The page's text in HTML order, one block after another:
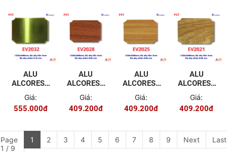
TRẮNG
VÀNG
ĐEN
ĐEN
ALU
ALCOREST
TRONG
NHÀ PET
EV2032
GƯƠNG
VÀNG
Giá:
555.000đ
ALU
ALCOREST
TRONG
NHÀ PET
EV2028
GỖ ĐỎ
Giá:
409.200đ
ALU
ALCOREST
TRONG
NHÀ PET
EV2025
GỖ ĐẬM
Giá:
409.200đ
ALU
ALCOREST
TRONG
NHÀ PET
EV2021
GỖ NHẠT
Giá:
409.200đ
Page
1 / 9
1 2 3 4 5 6 7 8 9 Next Last